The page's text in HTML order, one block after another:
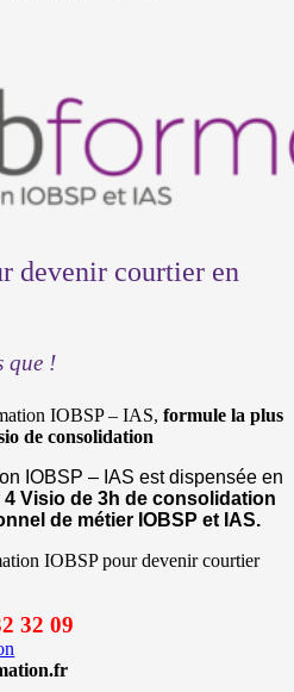
devenir courtier en
que !
IOBSP – IAS,formule la plus
de consolidation
IOBSP – IAS est dispensée en
Visio de 3h de consolidation
de métier IOBSP et IAS.
IOBSP pour devenir courtier
32 09